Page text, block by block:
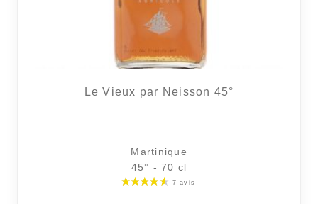
Le Vieux par Neisson 45°
Martinique
45° - 70 cl